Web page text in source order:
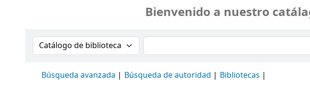
Bienvenido a nuestro
Buscar en el catálogo por:Buscar en el catálogo
Búsqueda avanzada Búsqueda de autoridad Bibliotecas